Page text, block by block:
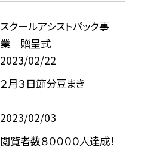
スクールアシストパック事
業 贈呈式
2023/02/22
２月３日節分豆まき
2023/02/03
閲覧者数８００００人達成！